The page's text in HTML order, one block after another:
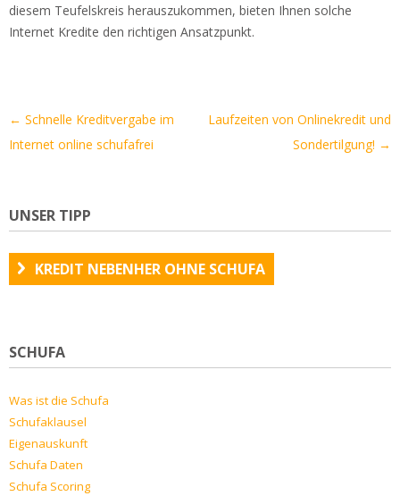
diesem Teufelskreis herauszukommen, bieten Ihnen solche
Internet Kredite den richtigen Ansatzpunkt.
Artikel-
Navigation
← Schnelle Kreditvergabe im
Internet online schufafrei
Laufzeiten von Onlinekredit und
Sondertilgung! →
UNSER TIPP
KREDIT NEBENHER OHNE SCHUFA
SCHUFA
Was ist die Schufa
Schufaklausel
Eigenauskunft
Schufa Daten
Schufa Scoring